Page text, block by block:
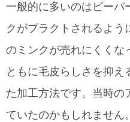
一般的に多いのはビーバ
クがプラクトされるよう
のミンクが売れにくくな
ともに毛皮らしさを抑え
た加工方法です。当時の
ていたのかもしれません。